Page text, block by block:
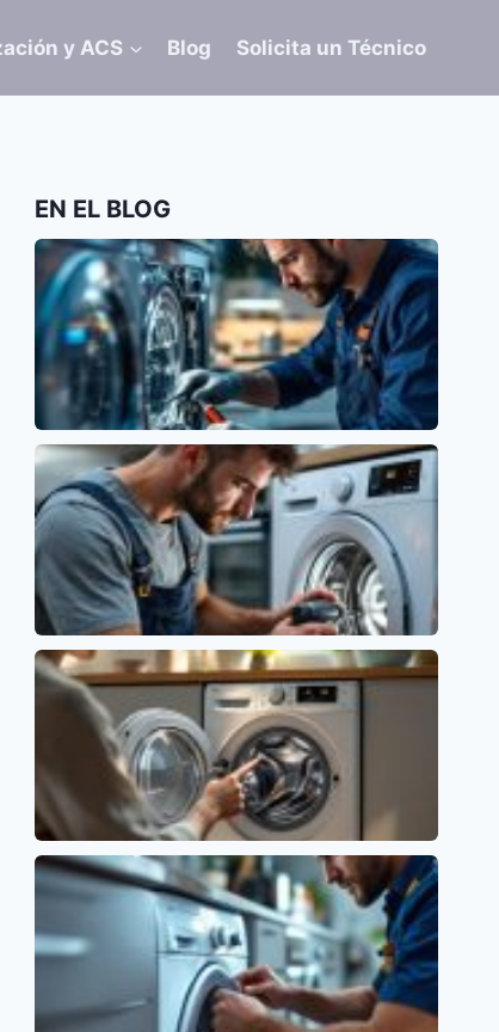
y ACS Blog Solicita un Técnico
EN EL BLOG
Error E15 en Lavavajillas Siemens: Causas y
Soluciones
Siemens
Error E01 en Lavavajillas Beko: Causas y
Soluciones
Códigos de error y su significado
Lavavajillas Candy: Soluciona el Error E2
fácilmente
Códigos de error y su significado